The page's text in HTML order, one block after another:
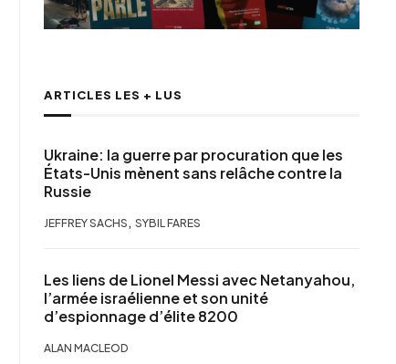
ARTICLES LES + LUS
Ukraine: la guerre par procuration que les
États-Unis mènent sans relâche contre la
Russie
JEFFREY SACHS , SYBIL FARES
Les liens de Lionel Messi avec Netanyahou,
l’armée israélienne et son unité
d’espionnage d’élite 8200
ALAN MACLEOD